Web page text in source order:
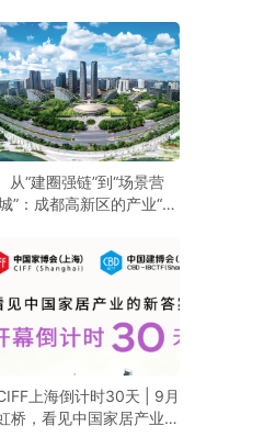
从“建圈强链”到“场景营
”：成都高新区的产业“进
上海倒计时30天 | 9月
桥，看见中国家居产业的